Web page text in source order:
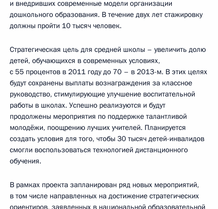
и внедривших современные модели организации
дошкольного образования. В течение двух лет стажировку
должны пройти 10 тысяч человек.
Стратегическая цель для средней школы – увеличить долю
детей, обучающихся в современных условиях,
с 55 процентов в 2011 году до 70 – в 2013-м. В этих целях
будут сохранены выплаты вознаграждения за классное
руководство, стимулирующие улучшение воспитательной
работы в школах. Успешно реализуются и будут
продолжены мероприятия по поддержке талантливой
молодёжи, поощрению лучших учителей. Планируется
создать условия для того, чтобы 30 тысяч детей-инвалидов
смогли воспользоваться технологией дистанционного
обучения.
В рамках проекта запланирован ряд новых мероприятий,
в том числе направленных на достижение стратегических
ориентиров, заявленных в национальной образовательной